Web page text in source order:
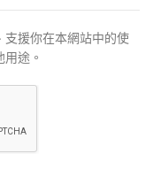
為生意周轉用..問
案件困難度很高
想法..後來是在網
去詢問..經過了一
行端順利辦下了
! 我一定會推薦環
感謝環杰金融幫我
援你在本網站中的使
途。